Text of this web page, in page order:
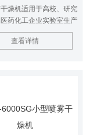
燥机适用于高校、研究
药化工企业实验室生产
粉末，对所有溶液如乳浊
液具有广泛适用性, 适用
后仍维持其活性成份不
变。
查看详情